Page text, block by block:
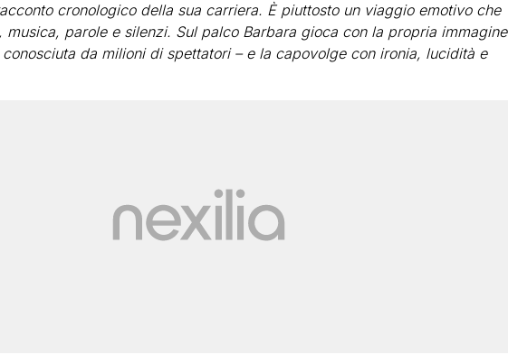
cronologico della sua carriera. È piuttosto un viaggio emotivo che
musica, parole e silenzi. Sul palco Barbara gioca con la propria immagine
da milioni di spettatori – e la capovolge con ironia, lucidità e